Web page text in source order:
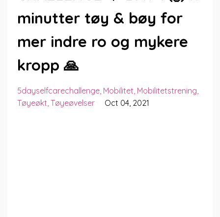
minutter tøy & bøy for
mer indre ro og mykere
kropp 🙏
5dayselfcarechallenge Mobilitet Mobilitetstrening
Tøyeøkt Tøyeøvelser Oct 04, 2021